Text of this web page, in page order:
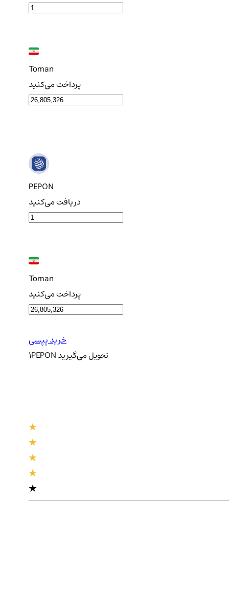
Toman
پرداخت می‌کنید
PEPON
دریافت می‌کنید
Toman
پرداخت می‌کنید
خرید پپسی
1PEPON تحویلمی‌گیرید